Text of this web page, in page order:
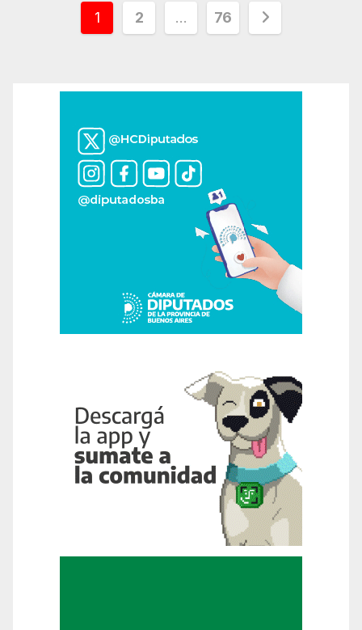
Paginación
entradas
1 2 … 76